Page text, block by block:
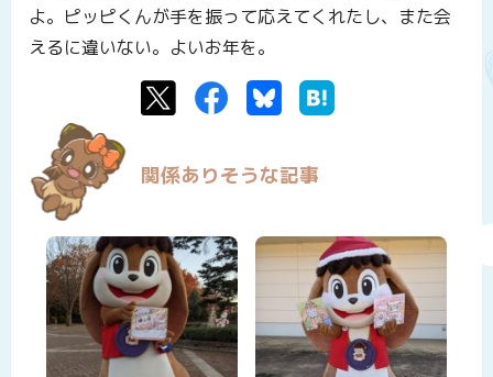
よ。ピッピくんが手を振って応えてくれたし、また会
えるに違いない。よいお年を。
TwitterFacebookBluesky
関係ありそうな記事